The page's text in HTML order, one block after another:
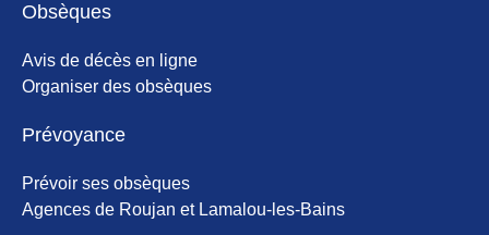
Obsèques
Avis de décès en ligne
Organiser des obsèques
Prévoyance
Prévoir ses obsèques
Agences de Roujan et Lamalou-les-Bains